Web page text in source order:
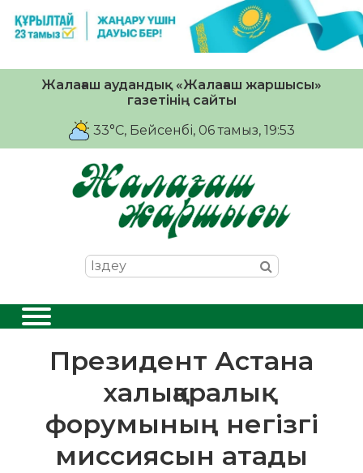
Жалағаш аудандық «Жалағаш жаршысы»
газетінің сайты
33°C, Бейсенбі, 06 тамыз, 19:53
Президент Астана
халықаралық
форумының негізгі
миссиясын атады